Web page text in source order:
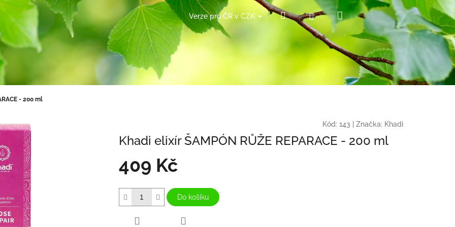
Verze pro ČR v CZK HledatPřihlášeníNákupní
košík
- 200 ml
Kód: 143 Značka: Khadi
Khadi elixír ŠAMPÓN RŮŽE REPARACE - 200 ml
409 Kč
cena:
Do košíku